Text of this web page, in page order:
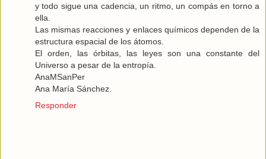
y todo sigue una cadencia, un ritmo, un compás en torno a
ella.
Las mismas reacciones y enlaces químicos dependen de la
estructura espacial de los átomos.
El orden, las órbitas, las leyes son una constante del
Universo a pesar de la entropía.
AnaMSanPer
Ana María Sánchez.
Responder